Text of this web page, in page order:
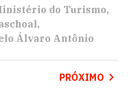
do Turismo
Álvaro Antônio
PRÓXIMO